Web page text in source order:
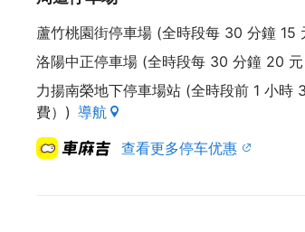
蘆竹桃園街停車場 (全時段每 30 分鐘 15
洛陽中正停車場 (全時段每 30 分鐘 20
力揚南榮地下停車場站 (全時段前 1 小
費）) 導航
查看更多停车优惠